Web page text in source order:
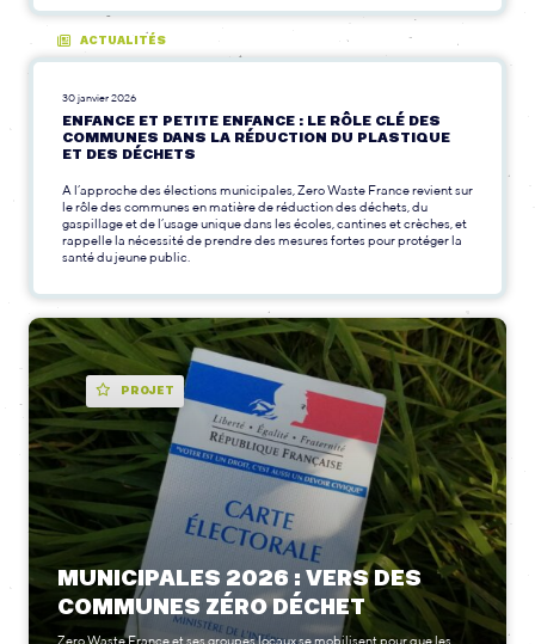
ACTUALITÉS
30 janvier 2026
ENFANCE ET PETITE ENFANCE : LE RÔLE CLÉ DES
COMMUNES DANS LA RÉDUCTION DU PLASTIQUE
ET DES DÉCHETS
A l’approche des élections municipales, Zero Waste France revient sur
le rôle des communes en matière de réduction des déchets, du
gaspillage et de l’usage unique dans les écoles, cantines et crèches, et
rappelle la nécessité de prendre des mesures fortes pour protéger la
santé du jeune public.
PROJET
MUNICIPALES 2026 : VERS DES
COMMUNES ZÉRO DÉCHET
Zero Waste France et ses groupes locaux se mobilisent pour que les